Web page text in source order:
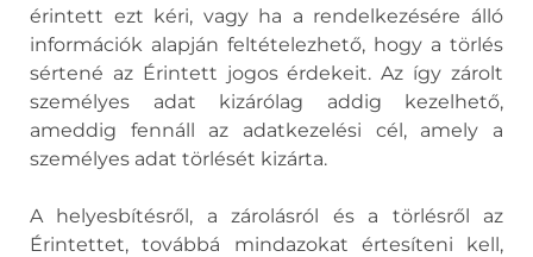
érintett ezt kéri, vagy ha a rendelkezésére álló
információk alapján feltételezhető, hogy a törlés
sértené az Érintett jogos érdekeit. Az így zárolt
személyes adat kizárólag addig kezelhető,
ameddig fennáll az adatkezelési cél, amely a
személyes adat törlését kizárta.
A helyesbítésről, a zárolásról és a törlésről az
Érintettet, továbbá mindazokat értesíteni kell,